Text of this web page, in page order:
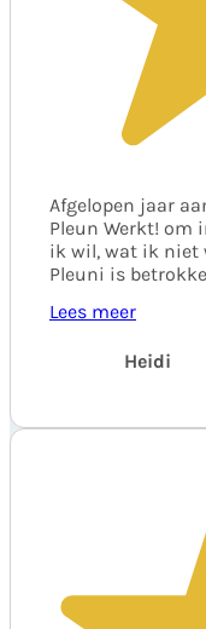
Afgelopen jaar
Pleun Werkt!
ik wil, wat ik niet
Pleuni is
Lees meer
Heidi